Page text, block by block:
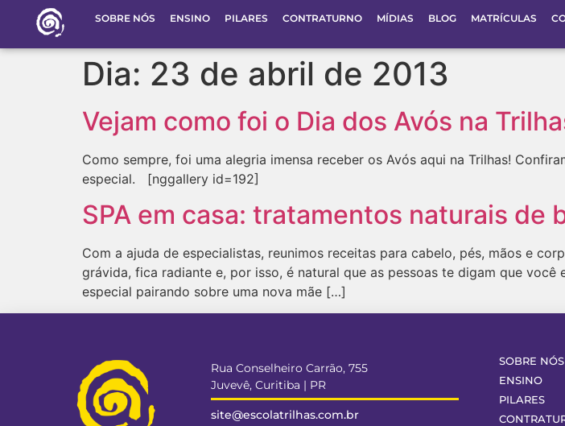
SOBRE NÓS ENSINO PILARES CONTRATURNO MÍDIAS BLOG MATRÍCULAS
Dia: 23 de abril de 2013
Vejam como foi o Dia dos Avós na
Como sempre, foi uma alegria imensa receber os Avós aqui na Trilhas!
especial. [nggallery id=192]
SPA em casa: tratamentos naturais de
Com a ajuda de especialistas, reunimos receitas para cabelo, pés, mãos e
grávida, fica radiante e, por isso, é natural que as pessoas te digam que
especial pairando sobre uma nova mãe […]
Rua Conselheiro Carrão, 755
Juvevê, Curitiba | PR
site@escolatrilhas.com.br
SOBRE NÓS
ENSINO
PILARES